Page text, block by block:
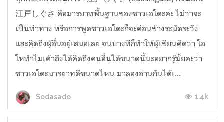
江戸しぐさ คือมารยาทพื้นฐานของชาวเอโดะค่ะ ไม่ว่าจะ
เป็นท่าทาง หรือการพูดชาวเอโดะก็จะค่อนข้างระมัดระวัง
และคิดถึงผู้อื่นอยู่เสมอเลย จนบางทีก็ทำให้ผู้เขียนคิดว่า โอ
โหทำไมเค้าถึงได้คิดถึงคนอื่นได้ขนาดนี้นะอยากรู้มั้ยคะว่า
ชาวเอโดะมารยาทดีขนาดไหน มาลองอ่านกันได้เ...
Sodasado 1.4k